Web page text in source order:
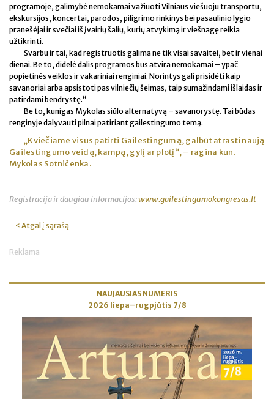
programoje, galimybė nemokamai važiuoti Vilniaus viešuoju transportu,
ekskursijos, koncertai, parodos, piligrimo rinkinys bei pasaulinio lygio
pranešėjai ir svečiai iš įvairių šalių, kurių atvykimą ir viešnagę reikia
užtikrinti.
Svarbu ir tai, kad registruotis galima ne tik visai savaitei, bet ir vienai
dienai. Be to, didelė dalis programos bus atvira nemokamai – ypač
popietinės veiklos ir vakariniai renginiai. Norintys gali prisidėti kaip
savanoriai arba apsistoti pas vilniečių šeimas, taip sumažindami išlaidas ir
patirdami bendrystę.“
Be to, kunigas Mykolas siūlo alternatyvą – savanorystę. Tai būdas
renginyje dalyvauti pilnai patiriant gailestingumo temą.
„Kviečiame visus patirti Gailestingumą, galbūt atrasti naują
Gailestingumo veidą, kampą, gylį ar plotį“, – ragina kun.
Mykolas Sotničenka.
Registracija ir daugiau informacijos:www.gailestingumokongresas.lt
< Atgal į sąrašą
Reklama
NAUJAUSIAS NUMERIS
2026 liepa–rugpjūtis 7/8